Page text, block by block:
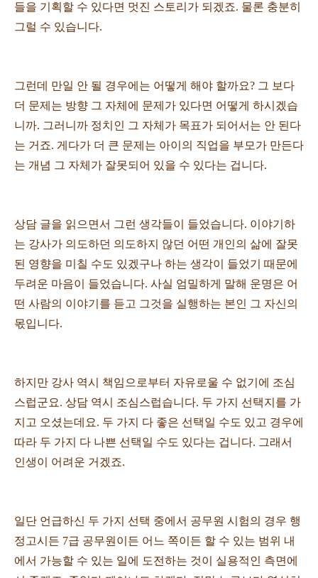
들을 기획할 수 있다면 멋진 스토리가 되겠죠. 물론 충분히
그럴 수 있습니다.
그런데 만일 안 될 경우에는 어떻게 해야 할까요? 그 보다
더 문제는 방향 그 자체에 문제가 있다면 어떻게 하시겠습
니까. 그러니까 정치인 그 자체가 목표가 되어서는 안 된다
는 거죠. 게다가 더 큰 문제는 아이의 직업을 부모가 만든다
는 개념 그 자체가 잘못되어 있을 수 있다는 겁니다.
상담 글을 읽으면서 그런 생각들이 들었습니다. 이야기하
는 강사가 의도하던 의도하지 않던 어떤 개인의 삶에 잘못
된 영향을 미칠 수도 있겠구나 하는 생각이 들었기 때문에
두려운 마음이 들었습니다. 사실 엄밀하게 말해 운명은 어
떤 사람의 이야기를 듣고 그것을 실행하는 본인 그 자신의
몫입니다.
하지만 강사 역시 책임으로부터 자유로울 수 없기에 조심
스럽군요. 상담 역시 조심스럽습니다. 두 가지 선택지를 가
지고 오셨는데요. 두 가지 다 좋은 선택일 수도 있고 경우에
따라 두 가지 다 나쁜 선택일 수도 있다는 겁니다. 그래서
인생이 어려운 거겠죠.
일단 언급하신 두 가지 선택 중에서 공무원 시험의 경우 행
정고시든 7급 공무원이든 어느 쪽이든 할 수 있는 범위 내
에서 가능할 수 있는 일에 도전하는 것이 실용적인 측면에